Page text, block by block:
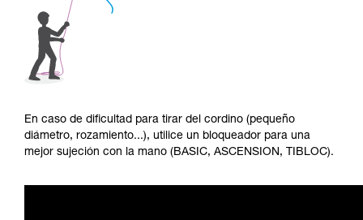
En caso de dificultad para tirar del cordino (pequeño
diámetro, rozamiento...), utilice un bloqueador para una
mejor sujeción con la mano (BASIC, ASCENSION, TIBLOC).